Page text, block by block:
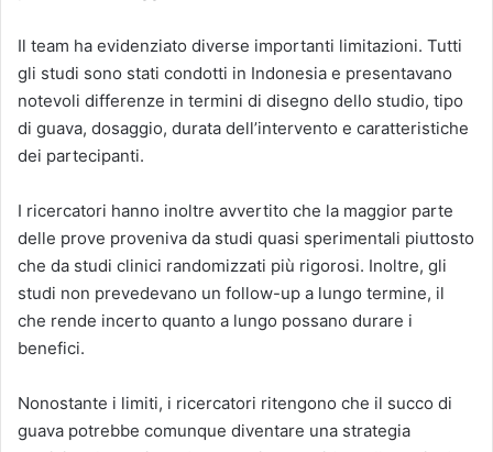
Il team ha evidenziato diverse importanti limitazioni. Tutti
gli studi sono stati condotti in Indonesia e presentavano
notevoli differenze in termini di disegno dello studio, tipo
di guava, dosaggio, durata dell’intervento e caratteristiche
dei partecipanti.
I ricercatori hanno inoltre avvertito che la maggior parte
delle prove proveniva da studi quasi sperimentali piuttosto
che da studi clinici randomizzati più rigorosi. Inoltre, gli
studi non prevedevano un follow-up a lungo termine, il
che rende incerto quanto a lungo possano durare i
benefici.
Nonostante i limiti, i ricercatori ritengono che il succo di
guava potrebbe comunque diventare una strategia